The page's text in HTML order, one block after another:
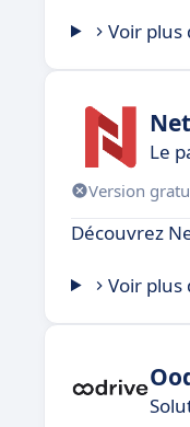
Voir plus
Le
Version
Découvrez
Voir plus